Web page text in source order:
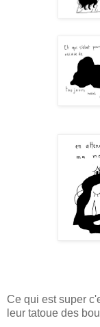
Ce qui est super
leur tatoue des